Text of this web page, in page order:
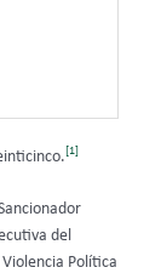
[1]
del
Política